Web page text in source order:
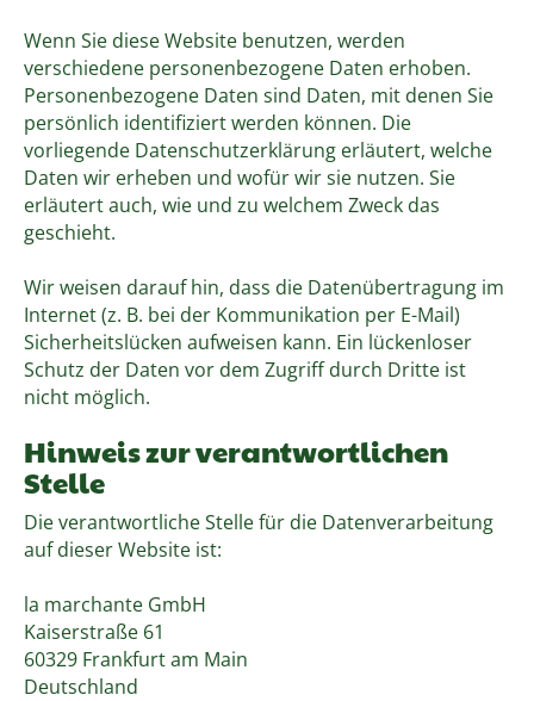
Wenn Sie diese Website benutzen, werden
verschiedene personenbezogene Daten erhoben.
Personenbezogene Daten sind Daten, mit denen Sie
persönlich identifiziert werden können. Die
vorliegende Datenschutzerklärung erläutert, welche
Daten wir erheben und wofür wir sie nutzen. Sie
erläutert auch, wie und zu welchem Zweck das
geschieht.
Wir weisen darauf hin, dass die Datenübertragung im
Internet (z. B. bei der Kommunikation per E-Mail)
Sicherheitslücken aufweisen kann. Ein lückenloser
Schutz der Daten vor dem Zugriff durch Dritte ist
nicht möglich.
Hinweis zur verantwortlichen
Stelle
Die verantwortliche Stelle für die Datenverarbeitung
auf dieser Website ist:
la marchante GmbH
Kaiserstraße 61
60329 Frankfurt am Main
Deutschland